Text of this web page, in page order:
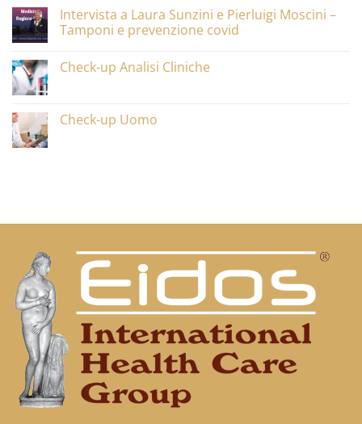
Intervista a Laura Sunzini e Pierluigi Moscini –
Tamponi e prevenzione covid
Check-up Analisi Cliniche
Check-up Uomo